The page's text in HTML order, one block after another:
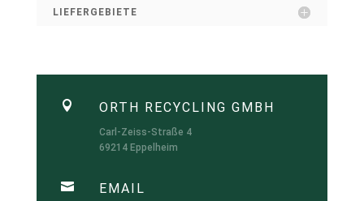
LIEFERGEBIETE
 ORTH RECYCLING GMBH
Carl-Zeiss-Straße 4
69214 Eppelheim
 EMAIL